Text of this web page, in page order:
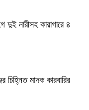
দুই নারীসহ কারাগারে ৪
মাদক কারবারির